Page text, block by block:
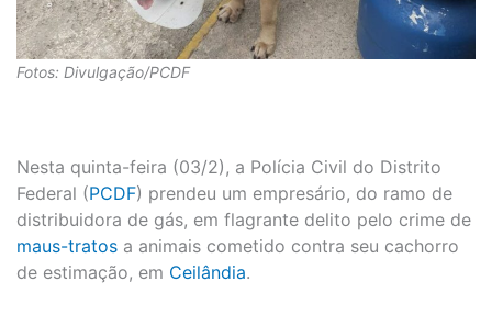
Fotos: Divulgação/PCDF
Nesta quinta-feira (03/2), a Polícia Civil do Distrito
Federal (PCDF) prendeu um empresário, do ramo de
distribuidora de gás, em flagrante delito pelo crime de
maus-tratos a animais cometido contra seu cachorro
de estimação, em Ceilândia.